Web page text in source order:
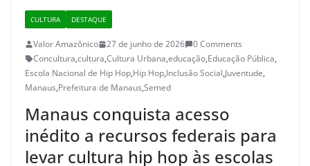
CULTURA DESTAQUE
Valor Amazônico 27 de junho de 2026
0 Comments
Concultura,cultura,Cultura Urbana,educação,Educação Pública,
Escola Nacional de Hip Hop,Hip Hop,Inclusão Social,Juventude,
Manaus,Prefeitura de Manaus,Semed
Manaus conquista acesso
inédito a recursos federais para
levar cultura hip hop às escolas